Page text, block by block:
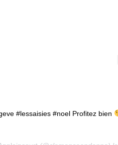
#lessaisies #noel Profitez bien